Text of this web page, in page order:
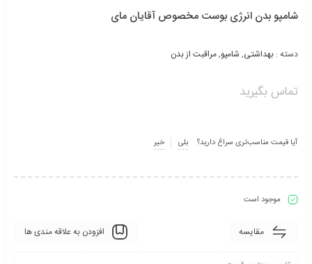
شامپو بدن انرژی بوست مخصوص آقایان مای
دسته : بهداشتی, شامپو,مراقبت از بدن
تماس بگیرید
آیا قیمت مناسب‌تری سراغ دارید؟ بلی خیر
موجود است
مقایسه افزودن به علاقه مندی ها